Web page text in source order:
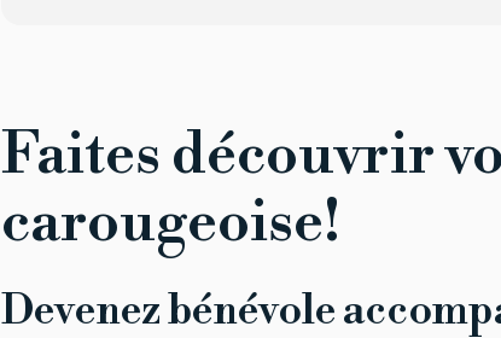
Faites découvrir
carougeoise!
Devenez bénévole